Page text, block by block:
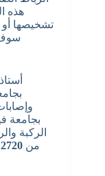
هذه
تشخيصها
سوف
بجامعة
الركبة
من 2720 عملية إعادة بناء للرباط الصليبي